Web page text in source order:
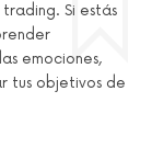
Si estás
emociones,
tus objetivos de